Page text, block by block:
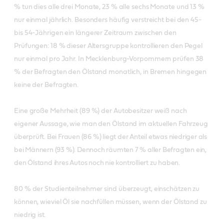
% tun dies alle drei Monate, 23 % alle sechs Monate und 13 %
nur einmal jährlich. Besonders häufig verstreicht bei den 45-
bis 54-Jährigen ein längerer Zeitraum zwischen den
Prüfungen: 18 % dieser Altersgruppe kontrollieren den Pegel
nur einmal pro Jahr. In Mecklenburg-Vorpommern prüfen 38
% der Befragten den Ölstand monatlich, in Bremen hingegen
keine der Befragten.
Eine große Mehrheit (89 %) der Autobesitzer weiß nach
eigener Aussage, wie man den Ölstand im aktuellen Fahrzeug
überprüft. Bei Frauen (86 %) liegt der Anteil etwas niedriger als
bei Männern (93 %). Dennoch räumten 7 % aller Befragten ein,
den Ölstand ihres Autos noch nie kontrolliert zu haben.
80 % der Studienteilnehmer sind überzeugt, einschätzen zu
können, wieviel Öl sie nachfüllen müssen, wenn der Ölstand zu
niedrig ist.